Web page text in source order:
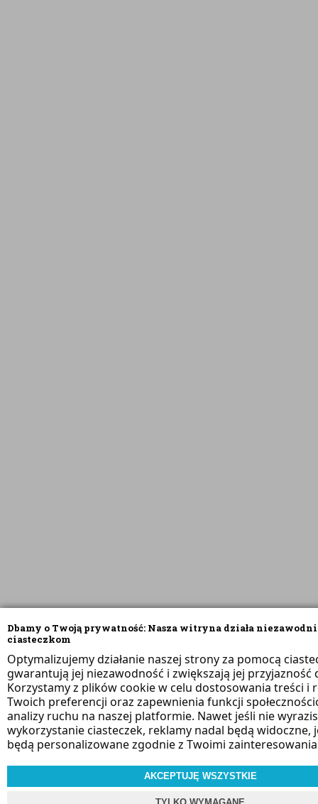
Dbamy o Twoją prywatność: Nasza witryna działa
ciasteczkom
Optymalizujemy działanie naszej strony za pomocą
gwarantują jej niezawodność i zwiększają jej przyjazność
Korzystamy z plików cookie w celu dostosowania treści i
Twoich preferencji oraz zapewnienia funkcji
analizy ruchu na naszej platformie. Nawet jeśli nie
wykorzystanie ciasteczek, reklamy nadal będą widoczne,
będą personalizowane zgodnie z Twoimi
AKCEPTUJĘ WSZYSTKIE